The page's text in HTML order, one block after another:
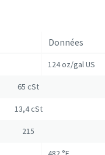
Données
124 oz/gal US
65 cSt
13,4 cSt
215